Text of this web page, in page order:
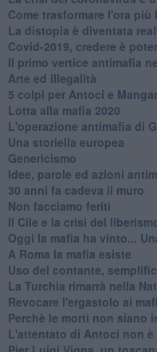
Come trasformare l'ora
​La distopia è diventata
Covid-2019, credere è
Il primo vertice antimafia
Arte ed illegalità
​5 colpi per Antoci e
Lotta alla mafia 2020
L'operazione antimafia di
Una storiella europea
Genericismo
Idee, parole ed azioni
30 anni fa cadeva il muro
Non facciamo feriti
Il Cile e la crisi del
Oggi la mafia ha vinto...
A Roma la mafia esiste
Uso del contante,
La Turchia rimarrà nella
Revocare l'ergastolo ai
Perchè le morti non siano
L'attentato di Antoci non è